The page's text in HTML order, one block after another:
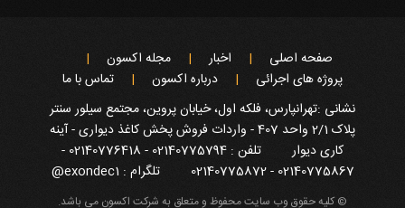
صفحه اصلی اخبار
مجله اکسون
پروژه های اجرائی
درباره اکسون
تماس با ما
نشانی :تهرانپارس، فلکه اول، خیابان پروین، مجتمع سیلور سنتر
پلاک 2/1 واحد 407 - واردات فروش پخش کاغذ دیواری - آینه
کاری دیوار
تلفن : 02140775794 - 02140776418 -
02140775867 - 02140775872
تلگرام : exondec1@
© کلیه حقوق وب سایت محفوظ و متعلق به شرکت اکسون می باشد.